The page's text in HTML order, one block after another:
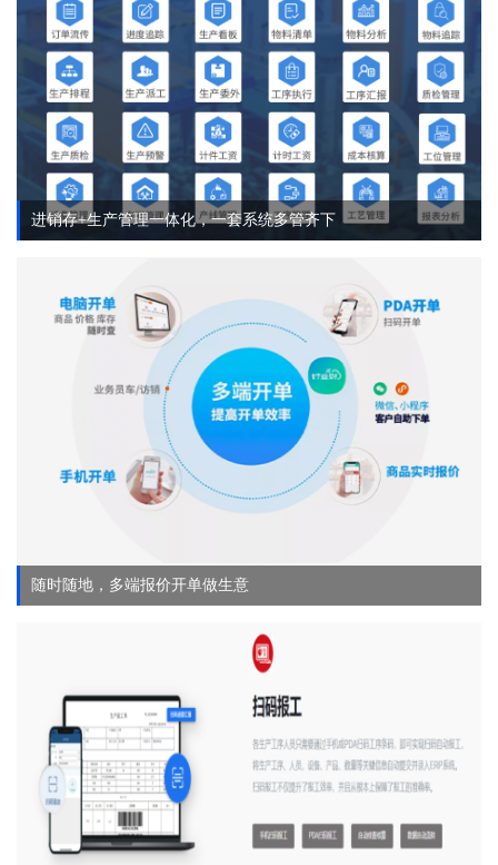
进销存+生产管理一体化，一套系统多管齐下
随时随地，多端报价开单做生意